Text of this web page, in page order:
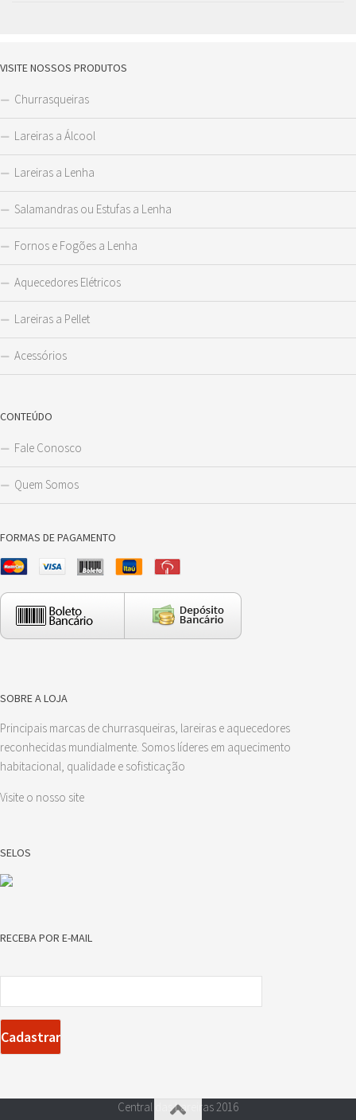
VISITE NOSSOS PRODUTOS
Churrasqueiras
Lareiras a Álcool
Lareiras a Lenha
Salamandras ou Estufas a Lenha
Fornos e Fogões a Lenha
Aquecedores Elétricos
Lareiras a Pellet
Acessórios
CONTEÚDO
Fale Conosco
Quem Somos
FORMAS DE PAGAMENTO
SOBRE A LOJA
Principais marcas de churrasqueiras, lareiras e aquecedores
reconhecidas mundialmente. Somos líderes em aquecimento
habitacional, qualidade e sofisticação
Visite o nosso site
SELOS
RECEBA POR E-MAIL
Central das Lareiras 2016